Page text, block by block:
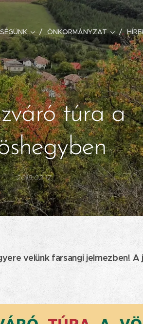
ÖNKORMÁNYZAT
túra a
2019.02.17
velünk farsangi jelmezben!